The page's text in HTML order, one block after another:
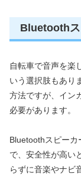
Bluetoothス
自転車で音声を楽
いう選択肢もあり
方法ですが、イン
必要があります。
Bluetoothスピーカ
で、安全性が高い
らずに音楽やナビ